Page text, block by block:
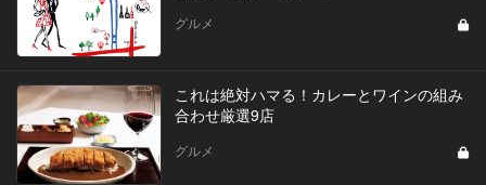
グルメ
これは絶対ハマる！カレーとワインの組み
合わせ厳選9店
グルメ